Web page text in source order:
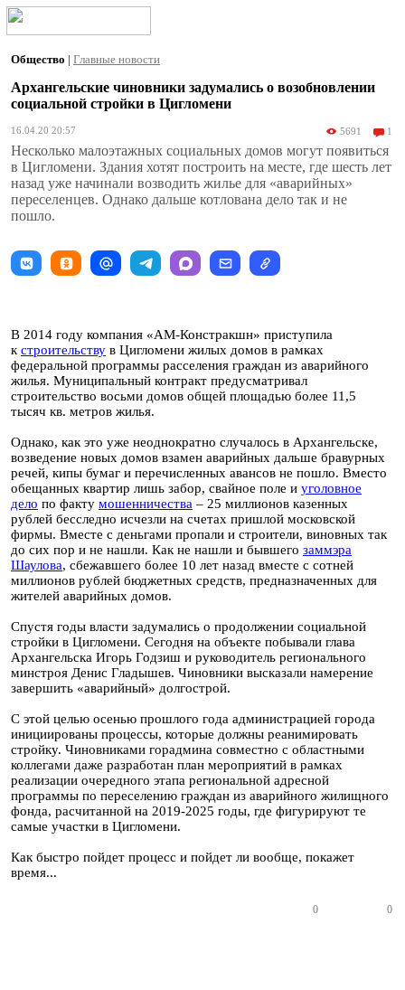
Общество | Главные новости
Архангельские чиновники задумались о возобновлении
социальной стройки в Цигломени
16.04.20 20:57 5691 1
Несколько малоэтажных социальных домов могут появиться
в Цигломени. Здания хотят построить на месте, где шесть лет
назад уже начинали возводить жилье для «аварийных»
переселенцев. Однако дальше котлована дело так и не
пошло.
В 2014 году компания «АМ-Констракшн» приступила
к строительству в Цигломени жилых домов в рамках
федеральной программы расселения граждан из аварийного
жилья. Муниципальный контракт предусматривал
строительство восьми домов общей площадью более 11,5
тысяч кв. метров жилья.
Однако, как это уже неоднократно случалось в Архангельске,
возведение новых домов взамен аварийных дальше бравурных
речей, кипы бумаг и перечисленных авансов не пошло. Вместо
обещанных квартир лишь забор, свайное поле и уголовное
дело по факту мошенничества – 25 миллионов казенных
рублей бесследно исчезли на счетах пришлой московской
фирмы. Вместе с деньгами пропали и строители, виновных так
до сих пор и не нашли. Как не нашли и бывшего заммэра
Шаулова, сбежавшего более 10 лет назад вместе с сотней
миллионов рублей бюджетных средств, предназначенных для
жителей аварийных домов.
Спустя годы власти задумались о продолжении социальной
стройки в Цигломени. Сегодня на объекте побывали глава
Архангельска Игорь Годзиш и руководитель регионального
минстроя Денис Гладышев. Чиновники высказали намерение
завершить «аварийный» долгострой.
С этой целью осенью прошлого года администрацией города
инициированы процессы, которые должны реанимировать
стройку. Чиновниками горадмина совместно с областными
коллегами даже разработан план мероприятий в рамках
реализации очередного этапа региональной адресной
программы по переселению граждан из аварийного жилищного
фонда, расчитанной на 2019-2025 годы, где фигурируют те
самые участки в Цигломени.
Как быстро пойдет процесс и пойдет ли вообще, покажет
время...
0 0